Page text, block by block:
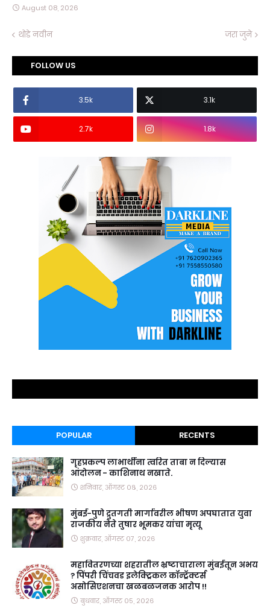
August 08, 2026
थोडे नवीन जरा जुने
FOLLOW US
3.5k 3.1k
2.7k 1.8k
POPULAR RECENTS
गृहप्रकल्प लाभार्थींना त्वरित ताबा न दिल्यास
आंदोलन - काशिनाथ नखाते.
शनिवार, ऑगस्ट ०८, २०२६
मुंबई-पुणे द्रुतगती मार्गावरील भीषण अपघातात युवा
राजकीय नेते तुषार भूमकर यांचा मृत्यू
शुक्रवार, ऑगस्ट ०७, २०२६
महावितरणच्या शहरातील भ्रष्टाचाराला मुंबईतून अभय
? पिंपरी चिंचवड इलेक्ट्रिकल कॉन्ट्रॅक्टर्स
असोसिएशनचा खळबळजनक आरोप !!
बुधवार, ऑगस्ट ०५, २०२६